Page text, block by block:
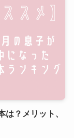
？メリット、